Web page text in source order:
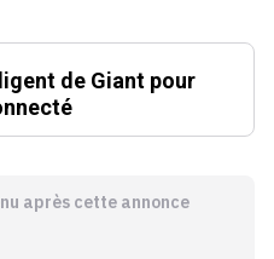
de Giant pour
après cette annonce